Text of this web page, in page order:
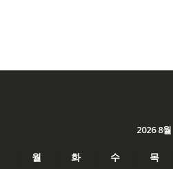
2026 8월
월 화 수 목